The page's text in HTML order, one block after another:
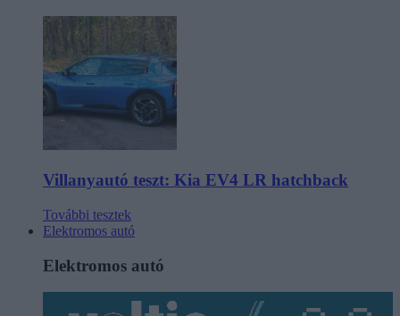
Villanyautó teszt: Kia EV4 LR hatchback
További tesztek
Elektromos autó
Elektromos autó